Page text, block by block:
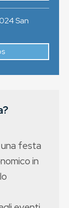
San
festa
in